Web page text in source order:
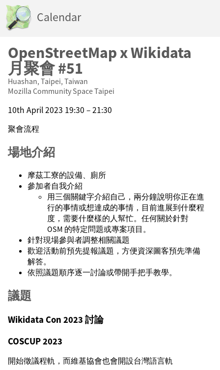
Calendar
OpenStreetMap x Wikidata
月聚會 #51
Huashan, Taipei, Taiwan
Mozilla Community Space Taipei
10th April 2023 19:30 – 21:30
聚會流程
場地介紹
摩茲工寮的設備、廁所
參加者自我介紹
用三個關鍵字介紹自己，兩分鐘說明你正在進
行的事情或想達成的事情，目前進展到什麼程
度，需要什麼樣的人幫忙。任何關於針對
OSM 的特定問題或專案項目。
針對現場參與者調整相關議題
歡迎活動前預先提報議題，方便資深圖客預先準備
解答。
依照議題順序逐一討論或帶開手把手教學。
議題
Wikidata Con 2023 討論
COSCUP 2023
開始徵議程軌，而維基協會也會開設台灣語言軌